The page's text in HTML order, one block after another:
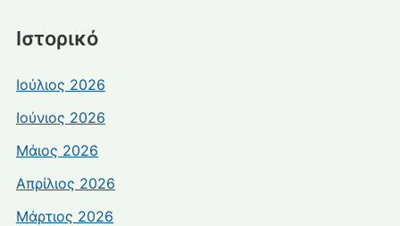
Ιστορικό
Ιούλιος 2026
Ιούνιος 2026
Μάιος 2026
Απρίλιος 2026
Μάρτιος 2026